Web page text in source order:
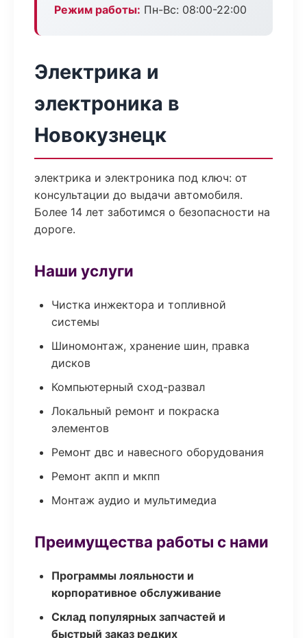
Режим работы: Пн-Вс: 08:00-22:00
Электрика и
электроника в
Новокузнецк
электрика и электроника под ключ: от
консультации до выдачи автомобиля.
Более 14 лет заботимся о безопасности на
дороге.
Наши услуги
Чистка инжектора и топливной
системы
Шиномонтаж, хранение шин, правка
дисков
Компьютерный сход-развал
Локальный ремонт и покраска
элементов
Ремонт двс и навесного оборудования
Ремонт акпп и мкпп
Монтаж аудио и мультимедиа
Преимущества работы с нами
Программы лояльности и
корпоративное обслуживание
Склад популярных запчастей и
быстрый заказ редких